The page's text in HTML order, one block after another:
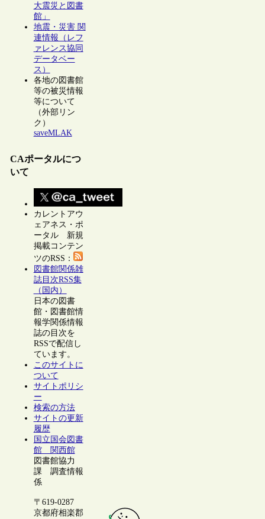
大震災と図書
館」
地震・災害 関
連情報（レフ
ァレンス協同
データベー
ス）
各地の図書館
等の被災情報
等について
（外部リン
ク）
saveMLAK
CAポータルにつ
いて
カレントアウ
ェアネス・ポ
ータル 新規
掲載コンテン
ツのRSS：
図書館関係雑
誌目次RSS集
（国内）
日本の図書
館・図書館情
報学関係情報
誌の目次を
RSSで配信し
ています。
このサイトに
ついて
サイトポリシ
ー
検索の方法
サイトの更新
履歴
国立国会図書
館 関西館
図書館協力
課 調査情報
係
〒619-0287
京都府相楽郡